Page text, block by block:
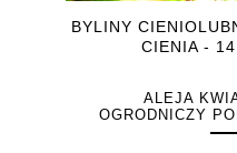
BYLINY
CIENIA -
ALEJA
OGRODNICZY